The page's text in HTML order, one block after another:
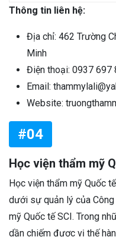
Thông tin liên hệ:
Địa chỉ: 462 Trường
Minh
Điện thoại: 0937 697
Email:
Website:
#04
Học viện thẩm mỹ
Học viện thẩm mỹ Quốc
dưới sự quản lý của
mỹ Quốc tế SCI. Trong
dần chiếm được vị thế